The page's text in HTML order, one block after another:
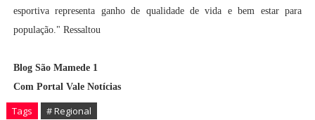
esportiva representa ganho de qualidade de vida e bem estar para
população." Ressaltou
Blog São Mamede 1
Com Portal Vale Notícias
Tags # Regional